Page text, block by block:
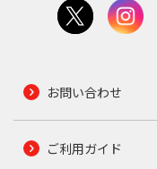
お問い合わせ
ご利用ガイド